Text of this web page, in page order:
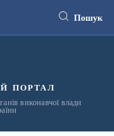
Пошук
портал
виконавчої влади